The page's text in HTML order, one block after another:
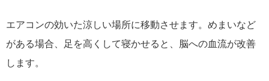
エアコンの効いた涼しい場所に移動させます。めまいなど
がある場合、足を高くして寝かせると、脳への血流が改善
します。